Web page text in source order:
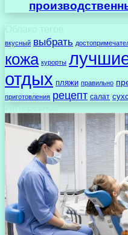
Облако тегов
вкусный выбрать
кожа курорты
отдых пляжи правильно
приготовления рецепт салат